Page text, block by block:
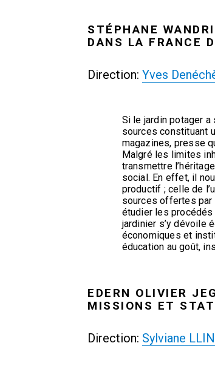
STÉPHANE
DANS LA FRANCE
Direction: Yves
Si le jardin potager
sources constituant
magazines, presse
Malgré les limites
transmettre
social. En effet, il
productif ; celle de
sources offertes par
étudier les
jardinier s’y dévoile
économiques et
éducation au goût,
EDERN OLIVIER
MISSIONS ET
Direction: Sylviane